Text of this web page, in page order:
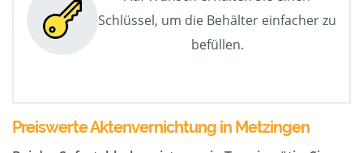
Schlüssel, um die Behälter einfacher zu
befüllen.
Preiswerte Aktenvernichtung in Metzingen